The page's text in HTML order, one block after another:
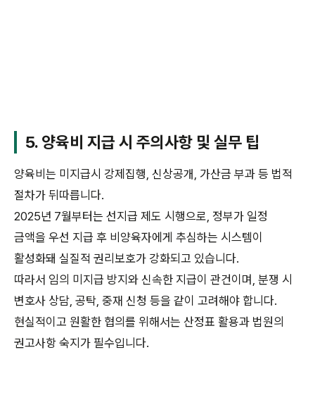
5. 양육비 지급 시 주의사항 및 실무 팁
양육비는 미지급시 강제집행, 신상공개, 가산금 부과 등 법적
절차가 뒤따릅니다.
2025년 7월부터는 선지급 제도 시행으로, 정부가 일정
금액을 우선 지급 후 비양육자에게 추심하는 시스템이
활성화돼 실질적 권리보호가 강화되고 있습니다.
따라서 임의 미지급 방지와 신속한 지급이 관건이며, 분쟁 시
변호사 상담, 공탁, 중재 신청 등을 같이 고려해야 합니다.
현실적이고 원활한 협의를 위해서는 산정표 활용과 법원의
권고사항 숙지가 필수입니다.